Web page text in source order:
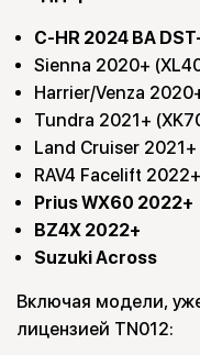
C-HR 2024 BA
Sienna 2020+
Harrier/Venza
Tundra 2021+
Land Cruiser 2021+
RAV4 Facelift
Prius WX60 2022+
BZ4X 2022+
Suzuki Across
Включая модели,
лицензией TN012: